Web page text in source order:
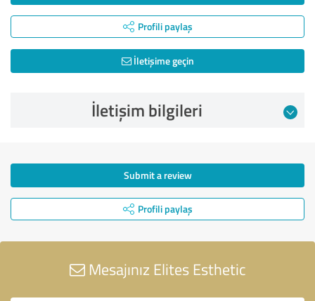
Profili paylaş
İletişime geçin
İletişim bilgileri
Submit a review
Profili paylaş
Mesajınız Elites Esthetic